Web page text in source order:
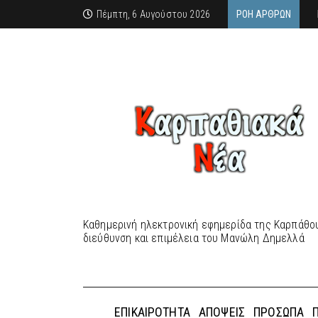
Πέμπτη, 6 Αυγούστου 2026 ΡΟΉ ΆΡΘΡΩΝ
Καθημερινή ηλεκτρονική εφημερίδα της
διεύθυνση και επιμέλεια του Μανώλη Δημελλά
ΕΠΙΚΑΙΡΌΤΗΤΑ ΑΠΌΨΕΙΣ ΠΡΌΣΩΠΑ